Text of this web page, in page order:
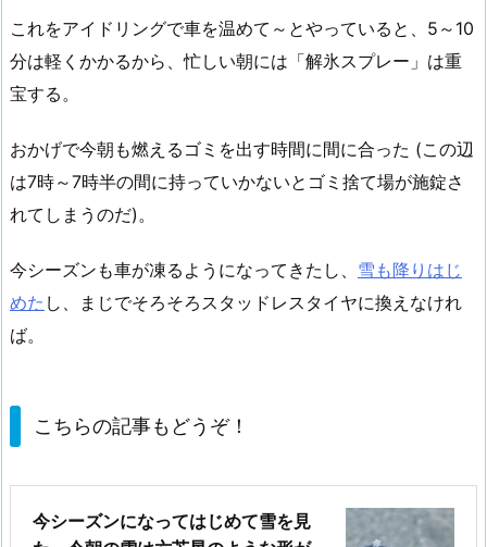
これをアイドリングで車を温めて～とやっていると、5～10
分は軽くかかるから、忙しい朝には「解氷スプレー」は重
宝する。
おかげで今朝も燃えるゴミを出す時間に間に合った (この辺
は7時～7時半の間に持っていかないとゴミ捨て場が施錠さ
れてしまうのだ)。
今シーズンも車が凍るようになってきたし、 雪も降りはじ
めた し、まじでそろそろスタッドレスタイヤに換えなけれ
ば。
こちらの記事もどうぞ！
今シーズンになってはじめて雪を見